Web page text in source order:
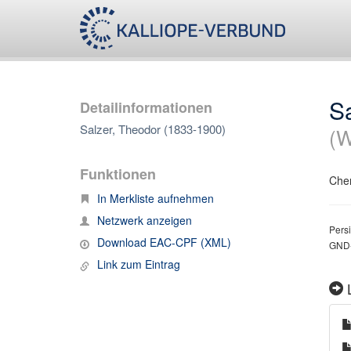
Detailinformationen
Salzer, Theodor (1833-1900)
Funktionen
In Merkliste aufnehmen
Netzwerk anzeigen
Download EAC-CPF (XML)
Link zum Eintrag